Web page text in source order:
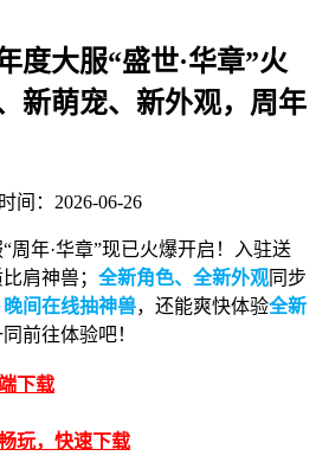
度大服“盛世·华章”火
新萌宠、新外观，周年
间：2026-06-26
周年·华章”现已火爆开启！入驻送
肩神兽； 全新角色、全新外观同步
间在线抽神兽，还能爽快体验全新
前往体验吧！
下载
玩，快速下载